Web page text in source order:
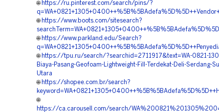
🌐 https://ru.pinterest.com/search/pins/?
🌐 https://www.boots.com/sitesearch?
🌐 https://www.parkland.edu/Search?
🌐 https://tpu.ru/search/?searchid=2711917&text=WA-0821-
Biaya-Pasang-Geofoam-Lightweight-Fill-Terdekat-Deli-Serdang-
Utara
🌐 https://shopee.com.br/search?
🌐
https://ca.carousell.com/search/